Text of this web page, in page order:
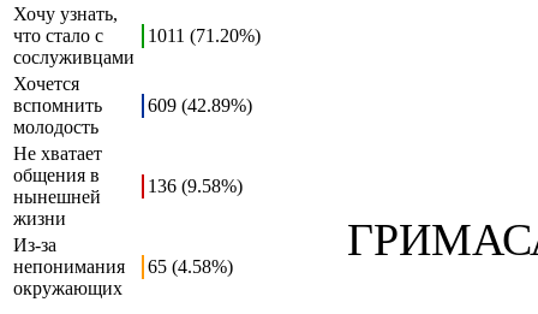
Хочу узнать,
что стало с
сослуживцами
1011 (71.20%)
Хочется
вспомнить
молодость
609 (42.89%)
Не хватает
общения в
нынешней
жизни
136 (9.58%)
Из-за
непонимания
окружающих
65 (4.58%)